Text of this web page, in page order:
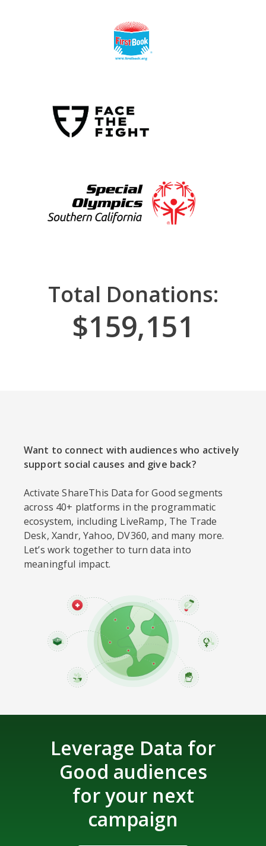
Total Donations:
$159,221
Want to connect with audiences who actively
support social causes and give back?
Activate ShareThis Data for Good segments
across 40+ platforms in the programmatic
ecosystem, including LiveRamp, The Trade
Desk, Xandr, Yahoo, DV360, and many more.
Let’s work together to turn data into
meaningful impact.
Leverage Data for
Good audiences
for your next
campaign